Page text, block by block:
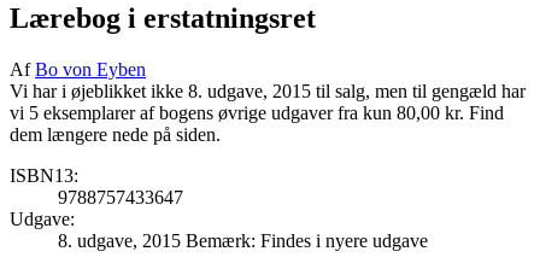
Lærebog i erstatningsret
AfBo von Eyben
Vi har i øjeblikket ikke 8. udgave, 2015 til salg, men til gengæld har
vi 5 eksemplarer af bogens øvrige udgaver fra kun 80,00 kr. Find
dem længere nede på siden.
ISBN13:
9788757433647
Udgave:
8. udgave, 2015 Bemærk: Findes i nyere udgave